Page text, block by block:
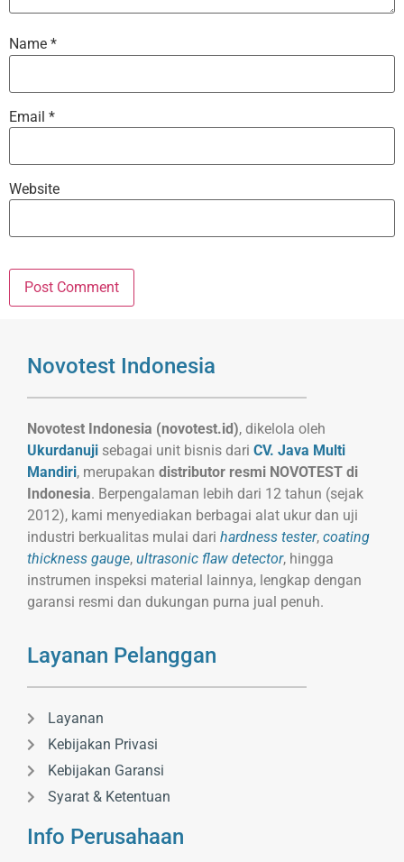
Name *
Email *
Website
Novotest Indonesia
Novotest Indonesia (novotest.id), dikelola oleh
Ukurdanuji sebagai unit bisnis dari CV. Java Multi
Mandiri, merupakan distributor resmi NOVOTEST di
Indonesia. Berpengalaman lebih dari 12 tahun (sejak
2012), kami menyediakan berbagai alat ukur dan uji
industri berkualitas mulai dari hardness tester, coating
thickness gauge, ultrasonic flaw detector, hingga
instrumen inspeksi material lainnya, lengkap dengan
garansi resmi dan dukungan purna jual penuh.
Layanan Pelanggan
Layanan
Kebijakan Privasi
Kebijakan Garansi
Syarat & Ketentuan
Info Perusahaan